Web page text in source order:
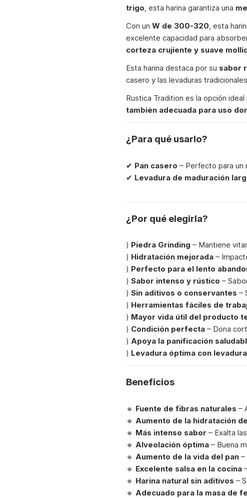
trigo, esta harina garantiza una
Con un W de 300-320, esta
excelente capacidad para
corteza crujiente y suave
Esta harina destaca por su sabor
casero y las levaduras
Rustica Tradition es la opción
también adecuada para uso
¿Para qué usarlo?
✔ Pan casero – Perfecto para un
✔ Levadura de maduración
¿Por qué elegirla?
) Piedra Grinding – Mantiene
) Hidratación mejorada –
) Perfecto para el lento
) Sabor intenso y rústico –
) Sin aditivos o conservantes –
) Herramientas fáciles de
) Mayor vida útil del producto
) Condición perfecta – Dona
) Apoya la panificación
) Levadura óptima con
Beneficios
🔹 Fuente de fibras naturales –
🔹 Aumento de la hidratación
🔹 Más intenso sabor – Exalta
🔹 Alveolación óptima – Buena
🔹 Aumento de la vida del pan –
🔹 Excelente salsa en la cocina
🔹 Harina natural sin aditivos –
🔹 Adecuado para la masa de